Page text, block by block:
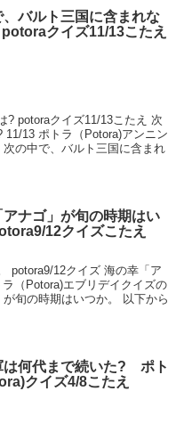
、バルト三国に含まれな
クイズ11/13こたえ
? potoraクイズ11/13こたえ 次
13 ポトラ（Potora)アンニン
の中で、バルト三国に含まれ
ナゴ」が旬の時期はい
12クイズこたえ
potora9/12クイズ 海の幸「ア
（Potora)エブリデイクイズの
旬の時期はいつか。 以下から
は何代まで続いた? ポト
クイズ4/8こたえ